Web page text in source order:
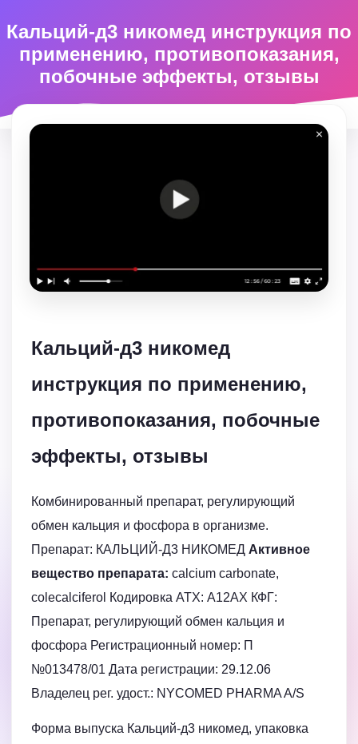
Кальций-д3 никомед инструкция по
применению, противопоказания,
побочные эффекты, отзывы
Кальций-д3 никомед
инструкция по применению,
противопоказания, побочные
эффекты, отзывы
Комбинированный препарат, регулирующий
обмен кальция и фосфора в организме.
Препарат: КАЛЬЦИЙ-Д3 НИКОМЕД Активное
вещество препарата: calcium carbonate,
colecalciferol Кодировка АТХ: A12AX КФГ:
Препарат, регулирующий обмен кальция и
фосфора Регистрационный номер: П
№013478/01 Дата регистрации: 29.12.06
Владелец рег. удост.: NYCOMED PHARMA A/S
Форма выпуска Кальций-д3 никомед, упаковка